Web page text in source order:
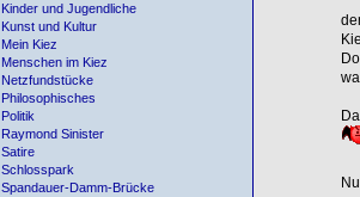
Kinder und Jugendliche
Kunst und Kultur
Mein Kiez
Menschen im Kiez
Netzfundstücke
Philosophisches
Politik
Raymond Sinister
Satire
Schlosspark
Spandauer-Damm-Brücke